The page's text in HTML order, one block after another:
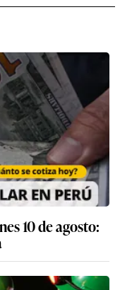
10 de agosto: